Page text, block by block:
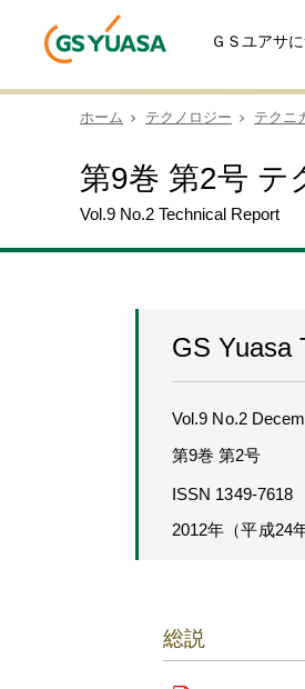
ＧＳユアサ
ホーム テクノロジー テクニ
第9巻 第2号 テ
Vol.9 No.2 Technical Report
GS Yuasa
Vol.9 No.2
第9巻 第2号
ISSN 1349-7618
2012年（平成24
総説